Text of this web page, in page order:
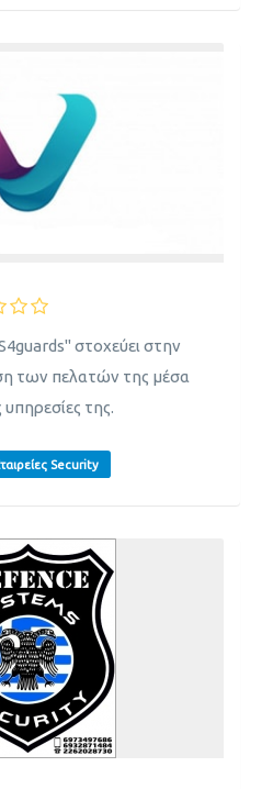
στοχεύει στην
των πελατών της μέσα
της.
Security